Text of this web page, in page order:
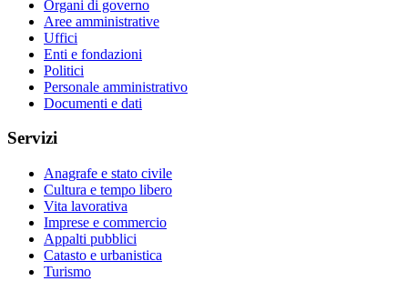
Organi di governo
Aree amministrative
Uffici
Enti e fondazioni
Politici
Personale amministrativo
Documenti e dati
Servizi
Anagrafe e stato civile
Cultura e tempo libero
Vita lavorativa
Imprese e commercio
Appalti pubblici
Catasto e urbanistica
Turismo